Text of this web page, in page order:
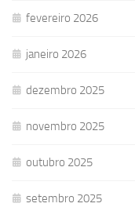
fevereiro 2026
janeiro 2026
dezembro 2025
novembro 2025
outubro 2025
setembro 2025